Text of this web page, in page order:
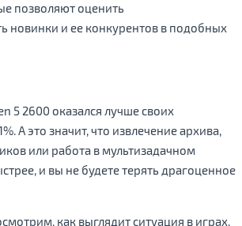
позволяют оценить
новинки и ее конкурентов в подобных
5 2600 оказался лучше своих
А это значит, что извлечение архива,
или работа в мультизадачном
и вы не будете терять драгоценное
как выглядит ситуация в играх.